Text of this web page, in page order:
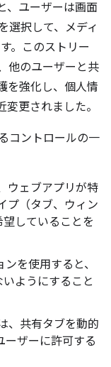
、ユーザーは画面
選択して、メディ
。このストリー
他のユーザーと共
を強化し、個人情
更されました。
コントロールの一
ウェブアプリが特
プ（タブ、ウィン
していることを
ンを使用すると、
ようにすること
、共有タブを動的
ーザーに許可する